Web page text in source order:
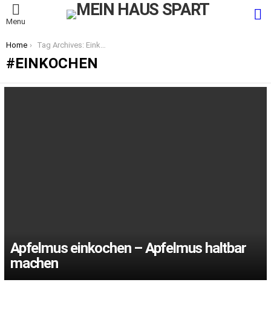
Menu
You are here:
Home Tag Archives: Einkochen
EINKOCHEN
Apfelmus einkochen – Apfelmus haltbar
machen